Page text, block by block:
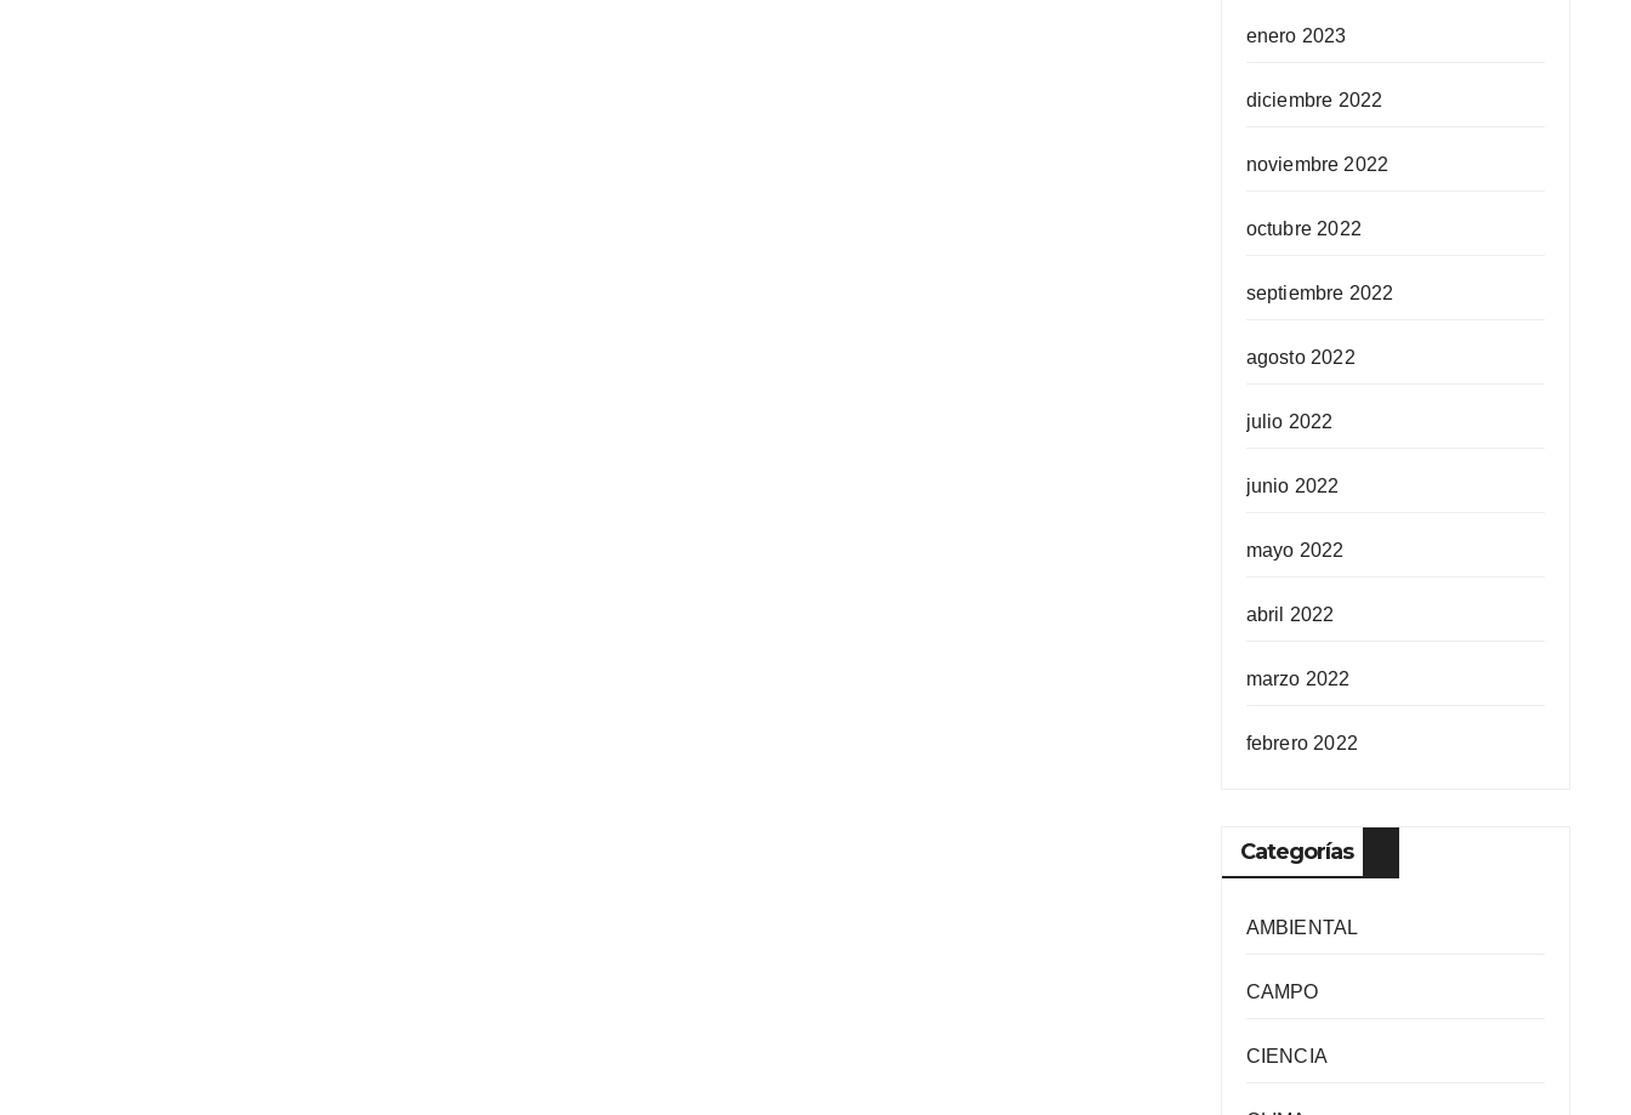
enero 2023
diciembre 2022
noviembre 2022
octubre 2022
septiembre 2022
agosto 2022
julio 2022
junio 2022
mayo 2022
abril 2022
marzo 2022
febrero 2022
Categorías
AMBIENTAL
CAMPO
CIENCIA